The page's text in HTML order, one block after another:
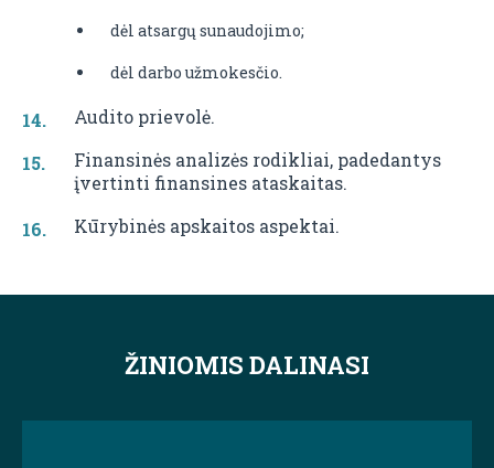
dėl atsargų sunaudojimo;
dėl darbo užmokesčio.
Audito prievolė.
Finansinės analizės rodikliai, padedantys
įvertinti finansines ataskaitas.
Kūrybinės apskaitos aspektai.
ŽINIOMIS DALINASI